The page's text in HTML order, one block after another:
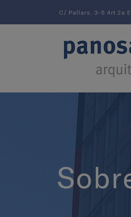
C/ Pallars, 3-5 4rt 2a